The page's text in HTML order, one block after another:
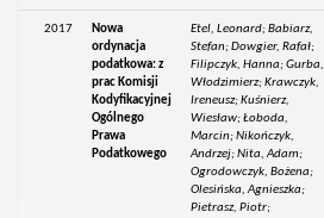
2017
Nowa
ordynacja
podatkowa: z
prac Komisji
Kodyfikacyjnej
Ogólnego
Prawa
Podatkowego
Etel, Leonard; Babiarz,
Stefan; Dowgier, Rafał;
Filipczyk, Hanna; Gurba,
Włodzimierz; Krawczyk,
Ireneusz; Kuśnierz,
Wiesław; Łoboda,
Marcin; Nikończyk,
Andrzej; Nita, Adam;
Ogrodowczyk, Bożena;
Olesińska, Agnieszka;
Pietrasz, Piotr;